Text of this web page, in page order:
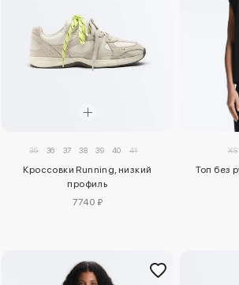
35 36 37 38 39 40 41
Кроссовки Running, низкий
профиль
7740 ₽
XS
Топ без